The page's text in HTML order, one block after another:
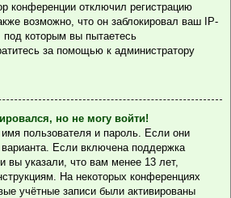
конференции отключил регистрацию
возможно, что он заблокировал ваш IP-
которым вы пытаетесь
за помощью к администратору
но не могу войти!
пользователя и пароль. Если они
Если включена поддержка
вы указали, что вам менее 13 лет,
На некоторых конференциях
учётные записи были активированы